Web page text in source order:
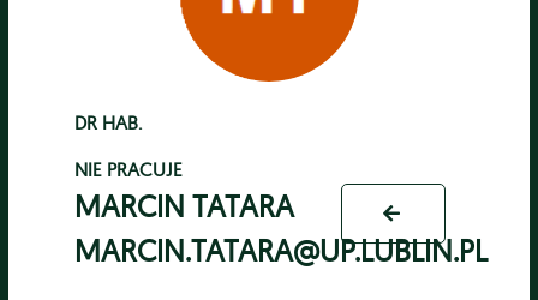
DR HAB.
NIE PRACUJE
MARCIN TATARA
MARCIN.TATARA@UP.LUBLIN.PL